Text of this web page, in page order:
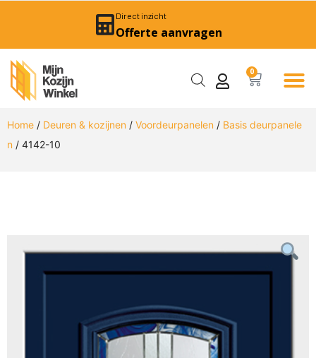
Direct inzicht
Offerte aanvragen
0
Home / Deuren & kozijnen / Voordeurpanelen / Basis deurpanele
n / 4142-10